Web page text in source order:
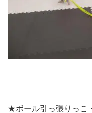
★ボール引っ張りっこ